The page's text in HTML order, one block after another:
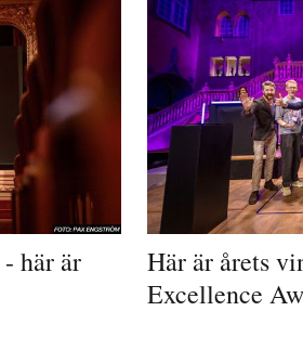
här är
Här är årets
Excellence